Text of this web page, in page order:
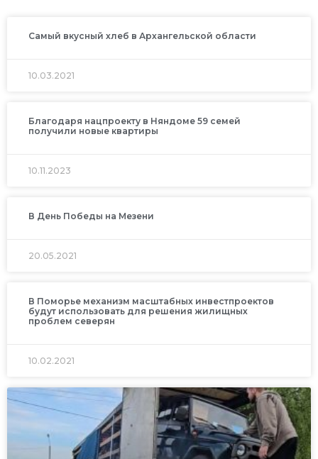
Самый вкусный хлеб в Архангельской области
10.03.2021
Благодаря нацпроекту в Няндоме 59 семей
получили новые квартиры
10.11.2023
В День Победы на Мезени
20.05.2021
В Поморье механизм масштабных инвестпроектов
будут использовать для решения жилищных
проблем северян
10.02.2021